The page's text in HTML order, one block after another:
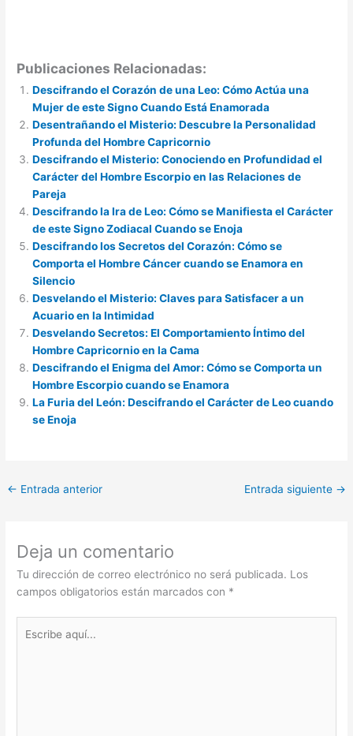
Publicaciones Relacionadas:
Descifrando el Corazón de una Leo: Cómo Actúa una
Mujer de este Signo Cuando Está Enamorada
Desentrañando el Misterio: Descubre la Personalidad
Profunda del Hombre Capricornio
Descifrando el Misterio: Conociendo en Profundidad el
Carácter del Hombre Escorpio en las Relaciones de
Pareja
Descifrando la Ira de Leo: Cómo se Manifiesta el Carácter
de este Signo Zodiacal Cuando se Enoja
Descifrando los Secretos del Corazón: Cómo se
Comporta el Hombre Cáncer cuando se Enamora en
Silencio
Desvelando el Misterio: Claves para Satisfacer a un
Acuario en la Intimidad
Desvelando Secretos: El Comportamiento Íntimo del
Hombre Capricornio en la Cama
Descifrando el Enigma del Amor: Cómo se Comporta un
Hombre Escorpio cuando se Enamora
La Furia del León: Descifrando el Carácter de Leo cuando
se Enoja
← Entrada anterior Entrada siguiente →
Deja un comentario
Tu dirección de correo electrónico no será publicada. Los
campos obligatorios están marcados con *
aquí...